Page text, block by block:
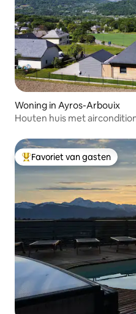
Woning in Ayros-Arbouix
Houten huis met
Topfavoriet van gasten
Favoriet van gasten